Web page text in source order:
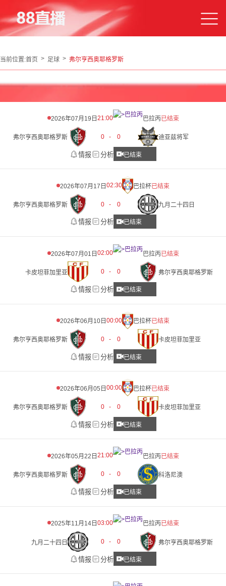
当前位置:首页 足球 弗尔亨西奥耶格罗斯
2026年07月19日 21:00 巴拉丙已结束
弗尔亨西奥耶格罗斯 0 - 0 迪亚兹将军
情报 分析 已结束
2026年07月17日 02:30 巴拉杯已结束
弗尔亨西奥耶格罗斯 0 - 0 九月二十四日
情报 分析 已结束
2026年07月01日 02:00 巴拉丙已结束
卡皮坦菲加里亚 0 - 0 弗尔亨西奥耶格罗斯
情报 分析 已结束
2026年06月10日 00:00 巴拉杯已结束
弗尔亨西奥耶格罗斯 0 - 0 卡皮坦菲加里亚
情报 分析 已结束
2026年06月05日 00:00 巴拉杯已结束
弗尔亨西奥耶格罗斯 0 - 0 卡皮坦菲加里亚
情报 分析 已结束
2026年05月22日 21:00 巴拉丙已结束
弗尔亨西奥耶格罗斯 0 - 0 科洛尼澳
情报 分析 已结束
2025年11月14日 03:00 巴拉丙已结束
九月二十四日 0 - 0 弗尔亨西奥耶格罗斯
情报 分析 已结束